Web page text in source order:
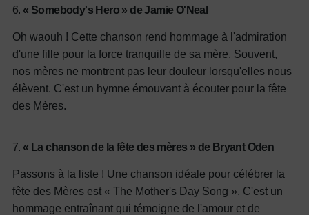
6. « Somebody's Hero » de Jamie O'Neal
Oh waouh ! Cette chanson rend hommage à l'admiration
d'une fille pour la force tranquille de sa mère. Souvent,
nos mères ne montrent pas leur douleur lorsqu'elles nous
élèvent. C'est un hymne émouvant à écouter pour la fête
des Mères.
7. « La chanson de la fête des mères » de Bryant Oden
Passons à la liste ! Une chanson idéale pour célébrer la
fête des Mères est « The Mother's Day Song ». C'est un
hommage entraînant qui témoigne de l'amour et de